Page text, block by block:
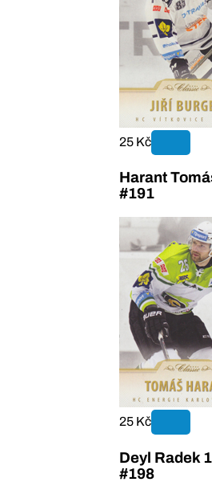
25 Kč
Harant
#191
25 Kč
Deyl Radek
#198